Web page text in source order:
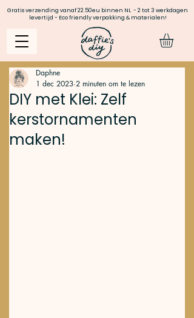
Gratis verzending vanaf 22.50eu binnen NL - 2 tot 3 werkdagen
levertijd - Eco friendly verpakking & materialen!
DIY met Klei: Zelf
kerstornamenten
maken!
Daphne
1 dec 2023 2 minuten om te lezen